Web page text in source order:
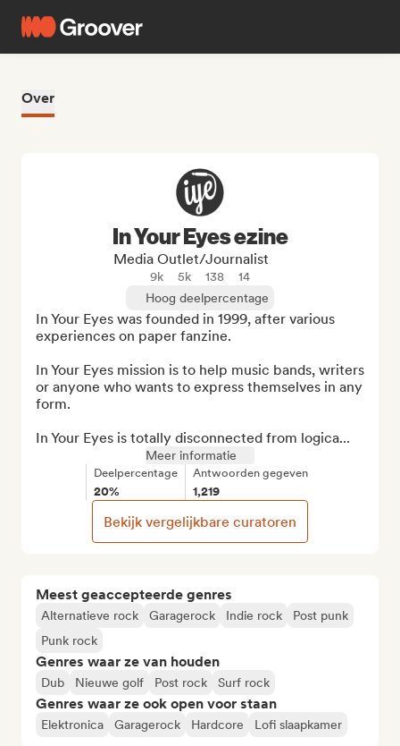
Over
Meest geaccepteerde genres
Alternatieve rock Garagerock Indie rock
Post punk
Punk rock
Genres waar ze van houden
Dub Nieuwe golf Post rock Surf rock
Genres waar ze ook open voor staan
Elektronica Garagerock Hardcore Lofi slaapkamer
In Your Eyes ezine
Media Outlet/Journalist
9k 5k 138
14
Hoog deelpercentage
In Your Eyes was founded in 1999, after various
experiences on paper fanzine.
In Your Eyes mission is to help music bands, writers
or anyone who wants to express themselves in any
form.
In Your Eyes is totally disconnected from logica...
Meer informatie
Deelpercentage
20%
Antwoorden gegeven
1,219
Bekijk vergelijkbare curatoren